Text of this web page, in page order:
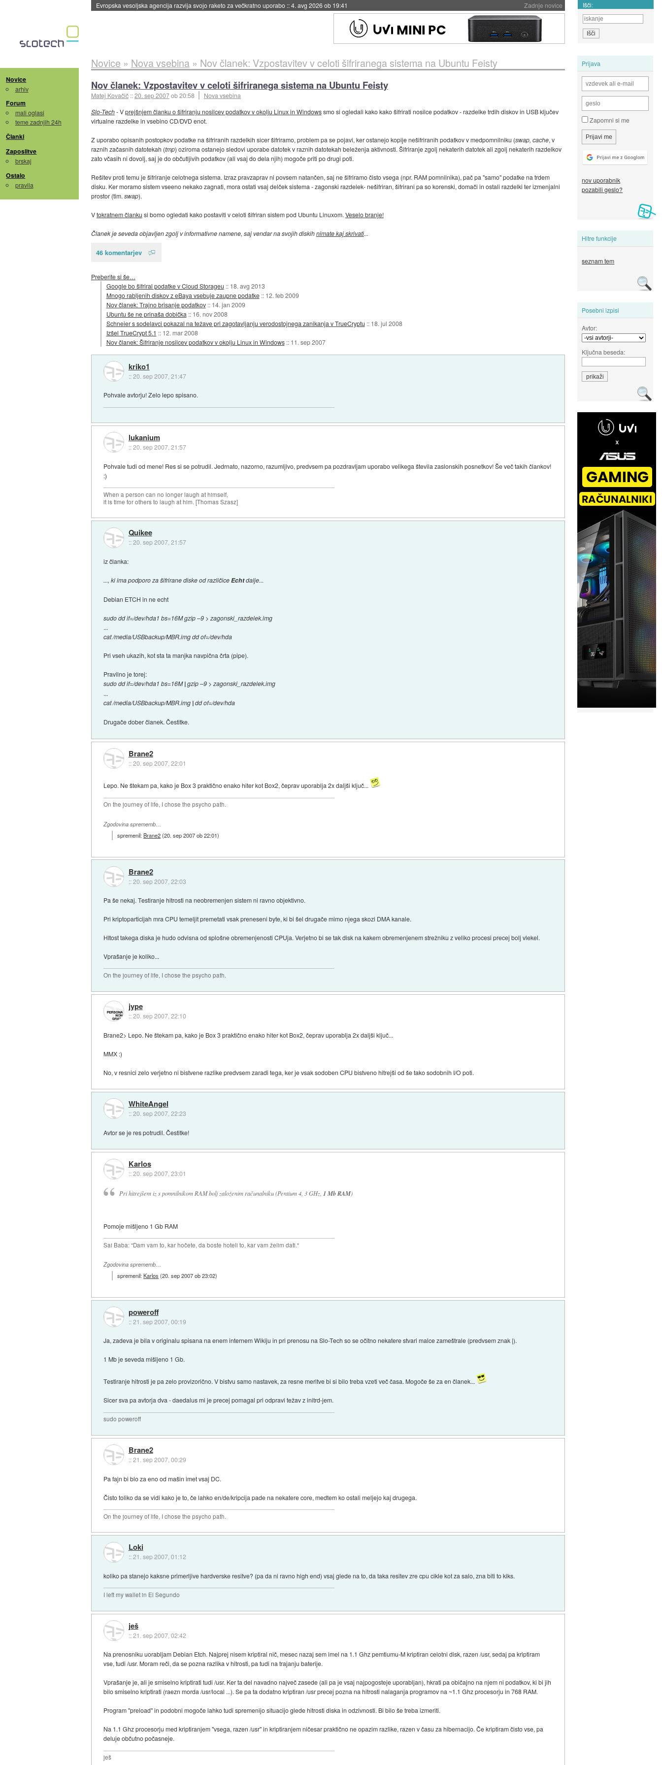
Zadnje novice
Evropska vesoljska agencija razvija svojo raketo za večkratno uporabo ::4. avg 2026 ob 19:41 Išči:
Novice
arhiv
Forum
mali oglasi
teme zadnjih 24h
Članki
Zaposlitve
brskaj
Ostalo
pravila
Prijava
Zapomni si me
nov uporabnik
pozabili geslo?
Hitre funkcije
seznam tem
Posebni izpisi
Avtor:
Ključna beseda:
Novice » Nova vsebina» Nov članek: Vzpostavitev v celoti šifriranega sistema na Ubuntu Feisty
Nov članek: Vzpostavitev v celoti šifriranega sistema na Ubuntu Feisty
Matej Kovačič ::20. sep 2007ob 20:58
Nova vsebina
Slo-Tech- Vprejšnjem članku o šifriranju nosilcev podatkov v okolju Linux in Windowssmo si ogledali kako kako šifrirati nosilce podatkov - razdelke trdih diskov in USB ključev
virtualne razdelke in vsebino CD/DVD enot.
Z uporabo opisanih postopkov podatke na šifriranih razdelkih sicer šifriramo, problem pa se pojavi, ker ostanejo kopije nešifriranih podatkov v medpomnilniku (swap, cache, v
raznih začasnih datotekah (tmp) oziroma ostanejo sledovi uporabe datotek v raznih datotekah beleženja aktivnosti. Šifriranje zgolj nekaterih datotek ali zgolj nekaterih razdelkov
zato včasih ni dovolj, saj je do občutljivih podatkov (ali vsaj do dela njih) mogoče priti po drugi poti.
Rešitev proti temu je šifriranje celotnega sistema. Izraz pravzaprav ni povsem natančen, saj ne šifriramo čisto vsega (npr. RAM pomnilnika), pač pa "samo" podatke na trdem
disku. Ker moramo sistem vseeno nekako zagnati, mora ostati vsaj delček sistema - zagonski razdelek- nešifriran, šifrirani pa so korenski, domači in ostali razdelki ter izmenjalni
prostor (tim. swap).
Vtokratnem članku si bomo ogledati kako postaviti v celoti šifriran sistem pod Ubuntu Linuxom. Veselo branje!
Članek je seveda objavljen zgolj v informativne namene, saj vendar na svojih diskihnimate kaj skrivati...
46 komentarjev
Preberite si še…
Google bo šifriral podatke v Cloud Storageu :: 18. avg 2013
Mnogo rabljenih diskov z eBaya vsebuje zaupne podatke :: 12. feb 2009
Nov članek: Trajno brisanje podatkov :: 14. jan 2009
Ubuntu še ne prinaša dobička :: 16. nov 2008
Schneier s sodelavci pokazal na težave pri zagotavljanju verodostojnega zanikanja v TrueCryptu :: 18. jul 2008
Izšel TrueCrypt 5.1 :: 12. mar 2008
Nov članek: Šifriranje nosilcev podatkov v okolju Linux in Windows :: 11. sep 2007
kriko1
::20. sep 2007, 21:47
Pohvale avtorju! Zelo lepo spisano.
lukanium
::20. sep 2007, 21:57
Pohvale tudi od mene! Res si se potrudil. Jedrnato, nazorno, razumljivo, predvsem pa pozdravljam uporabo velikega števila zaslonskih posnetkov! Še več takih člankov!
:)
When a person can no longer laugh at himself,
it is time for others to laugh at him. [Thomas Szasz]
Quikee
::20. sep 2007, 21:57
iz članka:
..., ki ima podporo za šifrirane diske od različiceEchtdalje...
Debian ETCH in ne echt
sudo dd if=/dev/hda1 bs=16M gzip –9 > zagonski_razdelek.img
...
cat /media/USBbackup/MBR.img dd of=/dev/hda
Pri vseh ukazih, kot sta ta manjka navpična črta (pipe).
Pravilno je torej:
sudo dd if=/dev/hda1 bs=16M|gzip –9 > zagonski_razdelek.img
...
cat /media/USBbackup/MBR.img |dd of=/dev/hda
Drugače dober članek. Čestitke.
Brane2
::20. sep 2007, 22:01
Lepo. Ne štekam pa, kako je Box 3 praktično enako hiter kot Box2, čeprav uporablja 2x daljši ključ...
On the journey of life, I chose the psycho path.
Zgodovina sprememb…
spremenil:Brane2(20. sep 2007 ob 22:01)
Brane2
::20. sep 2007, 22:03
Pa še nekaj. Testiranje hitrosti na neobremenjen sistem ni ravno objektivno.
Pri kriptoparticijah mra CPU temeljit premetati vsak preneseni byte, ki bi šel drugače mimo njega skozi DMA kanale.
HItost takega diska je hudo odvisna od splošne obremenjenosti CPUja. Verjetno bi se tak disk na kakem obremenjenem strežniku z veliko procesi precej bolj vlekel.
Vprašanje je koliko...
On the journey of life, I chose the psycho path.
jype
::20. sep 2007, 22:10
Brane2> Lepo. Ne štekam pa, kako je Box 3 praktično enako hiter kot Box2, čeprav uporablja 2x daljši ključ...
MMX :)
No, v resnici zelo verjetno ni bistvene razlike predvsem zaradi tega, ker je vsak sodoben CPU bistveno hitrejši od še tako sodobnih I/O poti.
WhiteAngel
::20. sep 2007, 22:23
Avtor se je res potrudil. Čestitke!
Karlos
::20. sep 2007, 23:01
Pri hitrejšem iz s pomnilnikom RAM bolj založenim računalniku (Pentium 4, 3 GHz, 1 Mb RAM)
Pomoje mišljeno 1 Gb RAM
Sai Baba: "Dam vam to, kar hočete, da boste hoteli to, kar vam želim dati."
Zgodovina sprememb…
spremenil:Karlos (20. sep 2007 ob 23:02)
poweroff
::21. sep 2007, 00:19
Ja, zadeva je bila v originalu spisana na enem internem Wikiju in pri prenosu na Slo-Tech so se očitno nekatere stvari malce zameštrale (predvsem znak |).
1 Mb je seveda mišljeno 1 Gb.
Testiranje hitrosti je pa zelo provizorično. V bistvu samo nastavek, za resne meritve bi si bilo treba vzeti več časa. Mogoče še za en članek...
Sicer sva pa avtorja dva - daedalus mi je precej pomagal pri odpravi težav z initrd-jem.
sudo poweroff
Brane2
::21. sep 2007, 00:29
Pa fajn bi blo za eno od mašin imet vsaj DC.
Čisto toliko da se vidi kako je to, če lahko en/de/kripcija pade na nekatere core, medtem ko ostali meljejo kaj drugega.
On the journey of life, I chose the psycho path.
Loki
::21. sep 2007, 01:12
koliko pa stanejo kaksne primerljive hardverske resitve? (pa da ni ravno high end) vsaj glede na to, da taka resitev zre cpu cikle kot za salo, zna biti to kiks.
I left my wallet in El Segundo
ješ
::21. sep 2007, 02:42
Na prenosniku uorabljam Debian Etch. Najprej nisem kriptiral nič, mesec nazaj sem imel na 1.1 Ghz pemtiumu-M kriptiran celotni disk, razen /usr, sedaj pa kriptiram
vse, tudi /usr. Moram reči, da se pozna razlika v hitrosti, pa tudi na trajanju baterije.
Vprašanje je, ali je smiselno kriptirati tudi /usr. Ker ta del navadno največ zasede (ali pa je vsaj najpogosteje uporabljan), hkrati pa običajno na njem ni podatkov, ki bi jih
bilo smiselno kriptirati (raezn morda /usr/local ...). Se pa ta dodatno kriptiran /usr precej pozna na hitrosti nalaganja programov na ~1.1 Ghz procesorju in 768 RAM.
Program "preload" in podobni mogoče lahko tudi spremenijo situacijo glede hitrosti diska in odzivnosti. Bi bilo še treba izmeriti.
Na 1.1 Ghz procesorju med kriptiranjem "vsega, razen /usr" in kriptiranjem ničesar praktično ne opazim razlike, razen v času za hibernacijo. Če kriptiram čisto vse, pa
deluje občutno počasneje.
ješ